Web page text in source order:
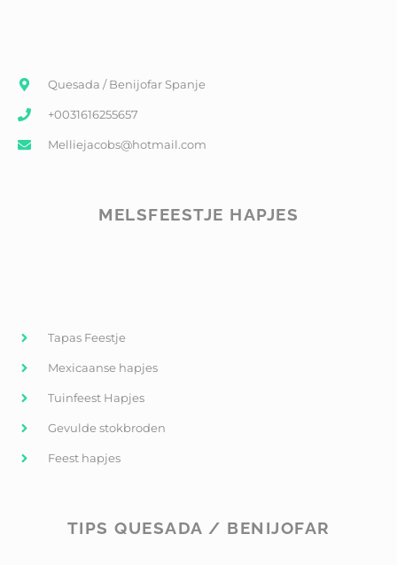
Quesada / Benijofar Spanje
+0031616255657
Melliejacobs@hotmail.com
MELSFEESTJE HAPJES
Tapas Feestje
Mexicaanse hapjes
Tuinfeest Hapjes
Gevulde stokbroden
Feest hapjes
TIPS QUESADA / BENIJOFAR